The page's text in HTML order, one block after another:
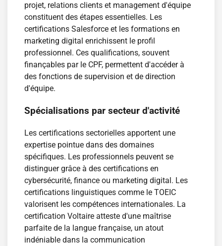
projet, relations clients et management d'équipe
constituent des étapes essentielles. Les
certifications Salesforce et les formations en
marketing digital enrichissent le profil
professionnel. Ces qualifications, souvent
finançables par le CPF, permettent d'accéder à
des fonctions de supervision et de direction
d'équipe.
Spécialisations par secteur d'activité
Les certifications sectorielles apportent une
expertise pointue dans des domaines
spécifiques. Les professionnels peuvent se
distinguer grâce à des certifications en
cybersécurité, finance ou marketing digital. Les
certifications linguistiques comme le TOEIC
valorisent les compétences internationales. La
certification Voltaire atteste d'une maîtrise
parfaite de la langue française, un atout
indéniable dans la communication